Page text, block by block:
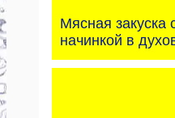
Мясная закуска
начинкой в